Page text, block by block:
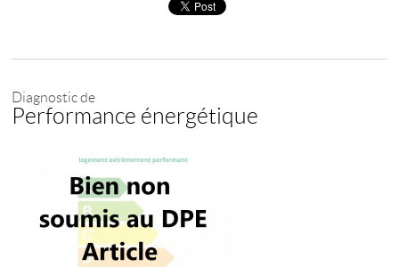
Diagnostic de
Performance énergétique